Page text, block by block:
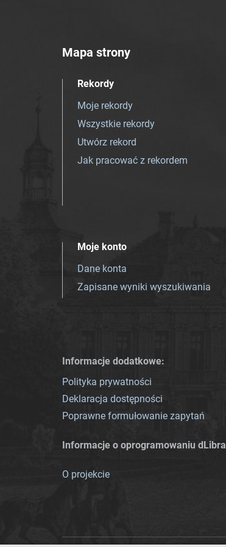
Mapa strony
Rekordy
Moje rekordy
Wszystkie rekordy
Utwórz rekord
Jak pracować z rekordem
Moje konto
Dane konta
Zapisane wyniki wyszukiwania
Informacje dodatkowe:
Polityka prywatności
Deklaracja dostępności
Poprawne formułowanie zapytań
Informacje o oprogramowaniu dLibra
O projekcie